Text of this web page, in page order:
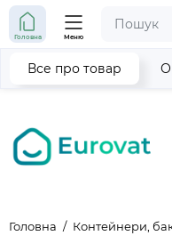
Головна Меню
Головна Контейнери,
Все про товар